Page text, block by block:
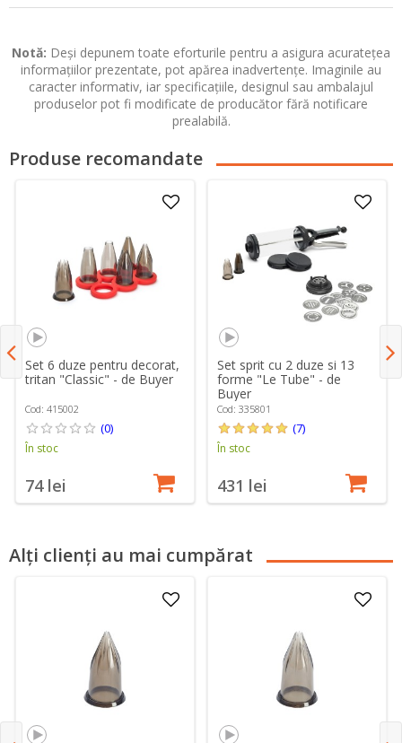
Notă: Deși depunem toate eforturile pentru a asigura acuratețea
informațiilor prezentate, pot apărea inadvertențe. Imaginile au
caracter informativ, iar specificațiile, designul sau ambalajul
produselor pot fi modificate de producător fără notificare
prealabilă.
Produse recomandate
Set 6 duze pentru decorat,
tritan "Classic" - de Buyer
Cod: 415002
(0)
În stoc
74 lei
Set sprit cu 2 duze si 13
forme "Le Tube" - de
Buyer
Cod: 335801
(7)
În stoc
431 lei
Alți clienți au mai cumpărat